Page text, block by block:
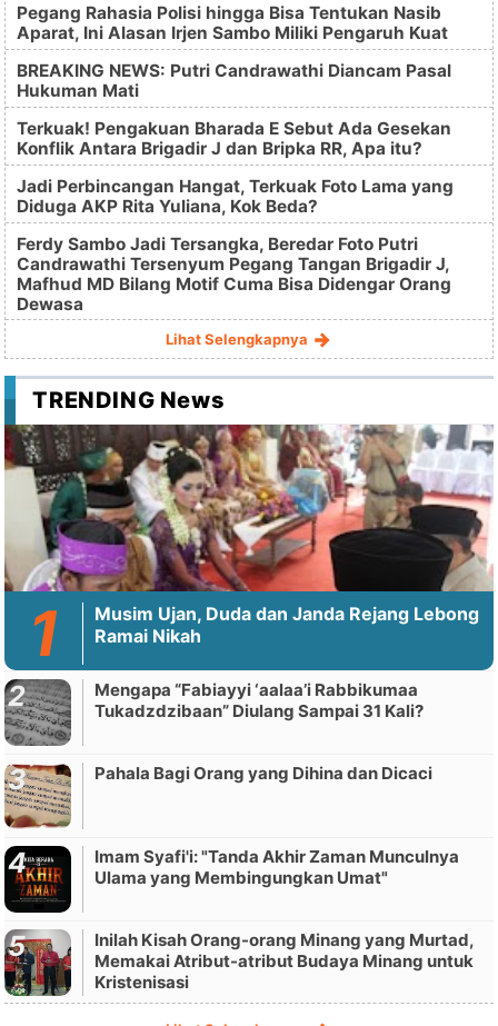
Pegang Rahasia Polisi hingga Bisa Tentukan Nasib
Aparat, Ini Alasan Irjen Sambo Miliki Pengaruh Kuat
BREAKING NEWS: Putri Candrawathi Diancam Pasal
Hukuman Mati
Terkuak! Pengakuan Bharada E Sebut Ada Gesekan
Konflik Antara Brigadir J dan Bripka RR, Apa itu?
Jadi Perbincangan Hangat, Terkuak Foto Lama yang
Diduga AKP Rita Yuliana, Kok Beda?
Ferdy Sambo Jadi Tersangka, Beredar Foto Putri
Candrawathi Tersenyum Pegang Tangan Brigadir J,
Mafhud MD Bilang Motif Cuma Bisa Didengar Orang
Dewasa
Lihat Selengkapnya
TRENDING News
Musim Ujan, Duda dan Janda Rejang Lebong
Ramai Nikah
Mengapa “Fabiayyi ‘aalaa’i Rabbikumaa
Tukadzdzibaan” Diulang Sampai 31 Kali?
Pahala Bagi Orang yang Dihina dan Dicaci
Imam Syafi'i: "Tanda Akhir Zaman Munculnya
Ulama yang Membingungkan Umat"
Inilah Kisah Orang-orang Minang yang Murtad,
Memakai Atribut-atribut Budaya Minang untuk
Kristenisasi